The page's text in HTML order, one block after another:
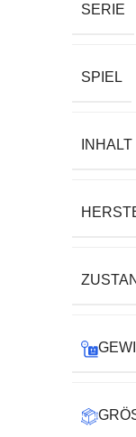
SERIE
SPIEL
INHALT